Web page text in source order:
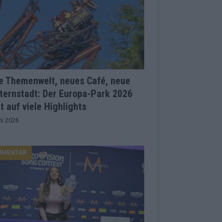
Themenwelt, neues Café, neue
Der Europa-Park 2026
auf viele Highlights
2026